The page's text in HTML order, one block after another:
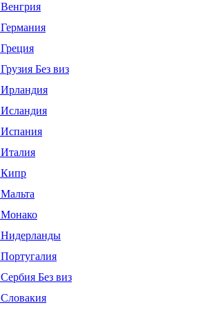
Венгрия
Германия
Греция
Грузия Без виз
Ирландия
Исландия
Испания
Италия
Кипр
Мальта
Монако
Нидерланды
Португалия
Сербия Без виз
Словакия